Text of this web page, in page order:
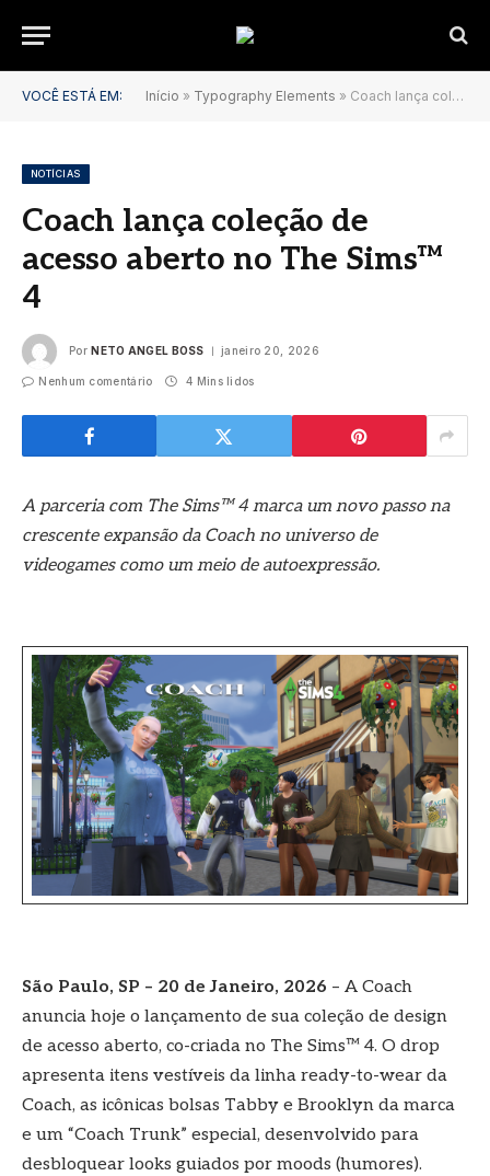
VOCÊ ESTÁ EM: Início » Typography Elements » Coach lança coleção de acesso aberto no The Sims™ 4
NOTÍCIAS
Coach lança coleção de
acesso aberto no The Sims™
4
Por NETO ANGEL BOSS janeiro 20, 2026
Nenhum comentário 4 Mins lidos
A parceria com The Sims™ 4 marca um novo passo na
crescente expansão da Coach no universo de
videogames como um meio de autoexpressão.
São Paulo, SP – 20 de Janeiro, 2026 – A Coach
anuncia hoje o lançamento de sua coleção de design
de acesso aberto, co-criada no The Sims™ 4. O drop
apresenta itens vestíveis da linha ready-to-wear da
Coach, as icônicas bolsas Tabby e Brooklyn da marca
e um “Coach Trunk” especial, desenvolvido para
desbloquear looks guiados por moods (humores).